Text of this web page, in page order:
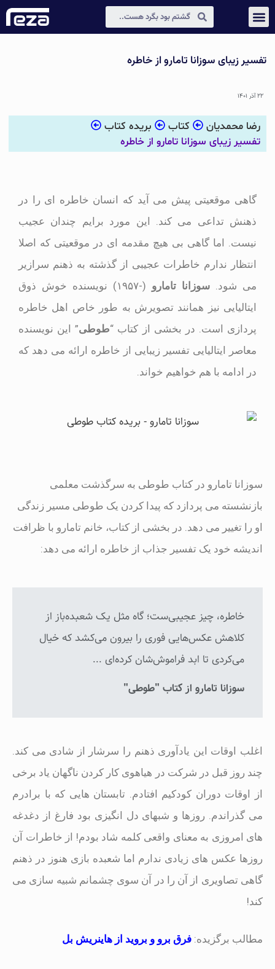
تفسیر زیبای سوزانا تامارو از خاطره
۲۲ آذر ۱۴۰۱
رضا محمدیان کتاب
بریده کتاب
تفسیر زیبای سوزانا تامارو از خاطره
گاهی موقعیتی پیش می آید که انسان خاطره ای را در
ذهنش تداعی می کند. این مورد برایم چندان عجیب
نیست. اما گاهی بی هیچ مقدمه ای در موقعیتی که اصلا
انتظار ندارم خاطرات عجیبی از گذشته به ذهنم سرازیر
می شود. سوزانا تامارو
(-۱۹۵۷) نویسنده خوش ذوق
ایتالیایی نیز همانند تصویرش به طور خاص اهل خاطره
پردازی است. در بخشی از کتاب “طوطی” این نویسنده
معاصر ایتالیایی تفسیر زیبایی از خاطره ارائه می دهد که
در ادامه با هم خواهیم خواند.
سوزانا تامارو در کتاب طوطی به سرگذشت معلمی
بازنشسته می پردازد که پیدا کردن یک طوطی مسیر زندگی
او را تغییر می دهد. در بخشی از کتاب، خانم تامارو با ظرافت
اندیشه خود یک تفسیر جذاب از خاطره ارائه می دهد:
خاطره، چیز عجیبی‌ست؛ گاه مثل یک شعبده‌باز از
کلاهش عکس‌هایی فوری را بیرون می‌کشد که خیال
می‌کردی تا ابد فراموش‌شان کرده‌ای ...
سوزانا تامارو از کتاب "طوطی"
اغلب اوقات این یادآوری ذهنم را سرشار از شادی می کند.
چند روز قبل در شرکت در هیاهوی کار کردن ناگهان یاد برخی
از اوقات دوران کودکیم افتادم. تابستان هایی که با برادرم
می گذراندم. روزها و شبهای دل انگیزی بود فارغ از دغدغه
های امروزی به معنای واقعی کلمه شاد بودم! از خاطرات آن
روزها عکس های زیادی ندارم اما شعبده بازی هنوز در ذهنم
گاهی تصاویری از آن را در آن سوی چشمانم شبیه سازی می
کند!
مطالب برگزیده: فرق برو و بروید از هاینریش بل